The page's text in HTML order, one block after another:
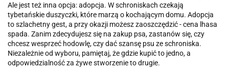
Ale jest też inna opcja: adopcja. W schroniskach czekają
tybetańskie duszyczki, które marzą o kochającym domu. Adopcja
to szlachetny gest, a przy okazji możesz zaoszczędzić - cena lhasa
spada. Zanim zdecydujesz się na zakup psa, zastanów się, czy
chcesz wesprzeć hodowlę, czy dać szansę psu ze schroniska.
Niezależnie od wyboru, pamiętaj, że gdzie kupić to jedno, a
odpowiedzialność za żywe stworzenie to drugie.